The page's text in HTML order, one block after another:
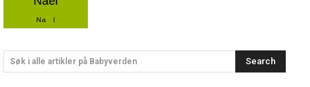
Søk i alle artikler på Babyverden Search